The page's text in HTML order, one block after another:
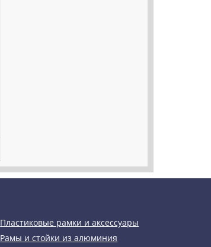
Пластиковые рамки и аксессуары
Рамы и стойки из алюминия